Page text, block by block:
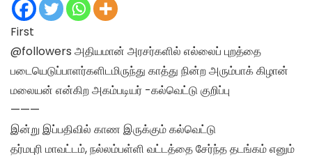
First
@followers அதியமான் அரசர்களில் எல்லைப் புறத்தை
படையெடுப்பாளர்களிடமிருந்து காத்து நின்ற அரும்பாக் கிழான்
மலையன் என்கிற அகம்படியர் -கல்வெட்டு குறிப்பு
———
இன்று இப்பதிவில் காண இருக்கும் கல்வெட்டு
தர்மபுரி மாவட்டம், நல்லம்பள்ளி வட்டத்தை சேர்ந்த தடங்கம் எனும்